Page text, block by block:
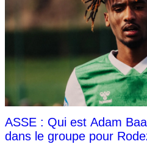
ASSE : Qui est Adam
dans le groupe pour